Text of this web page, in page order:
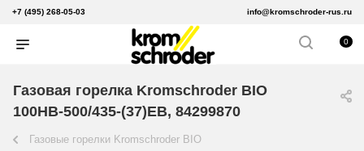
+7 (495) 268-05-03 info@kromschroder-rus.ru
0
Газовая горелка Kromschroder BIO
100HB-500/435-(37)EB, 84299870
Газовые горелки Kromschroder BIO